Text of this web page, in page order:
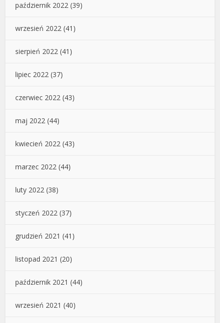
październik 2022 (39)
wrzesień 2022 (41)
sierpień 2022 (41)
lipiec 2022 (37)
czerwiec 2022 (43)
maj 2022 (44)
kwiecień 2022 (43)
marzec 2022 (44)
luty 2022 (38)
styczeń 2022 (37)
grudzień 2021 (41)
listopad 2021 (20)
październik 2021 (44)
wrzesień 2021 (40)